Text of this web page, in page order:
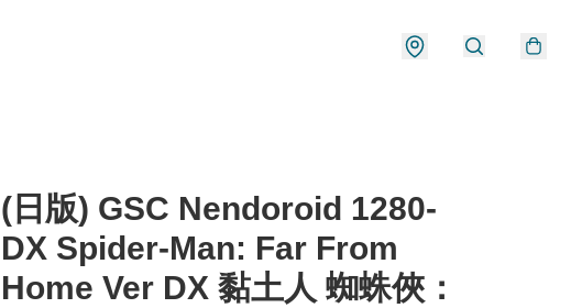
(日版) GSC Nendoroid 1280-
DX Spider-Man: Far From
Home Ver DX 黏土人 蜘蛛俠：